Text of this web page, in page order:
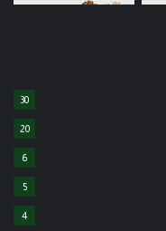
30
20
6
5
4